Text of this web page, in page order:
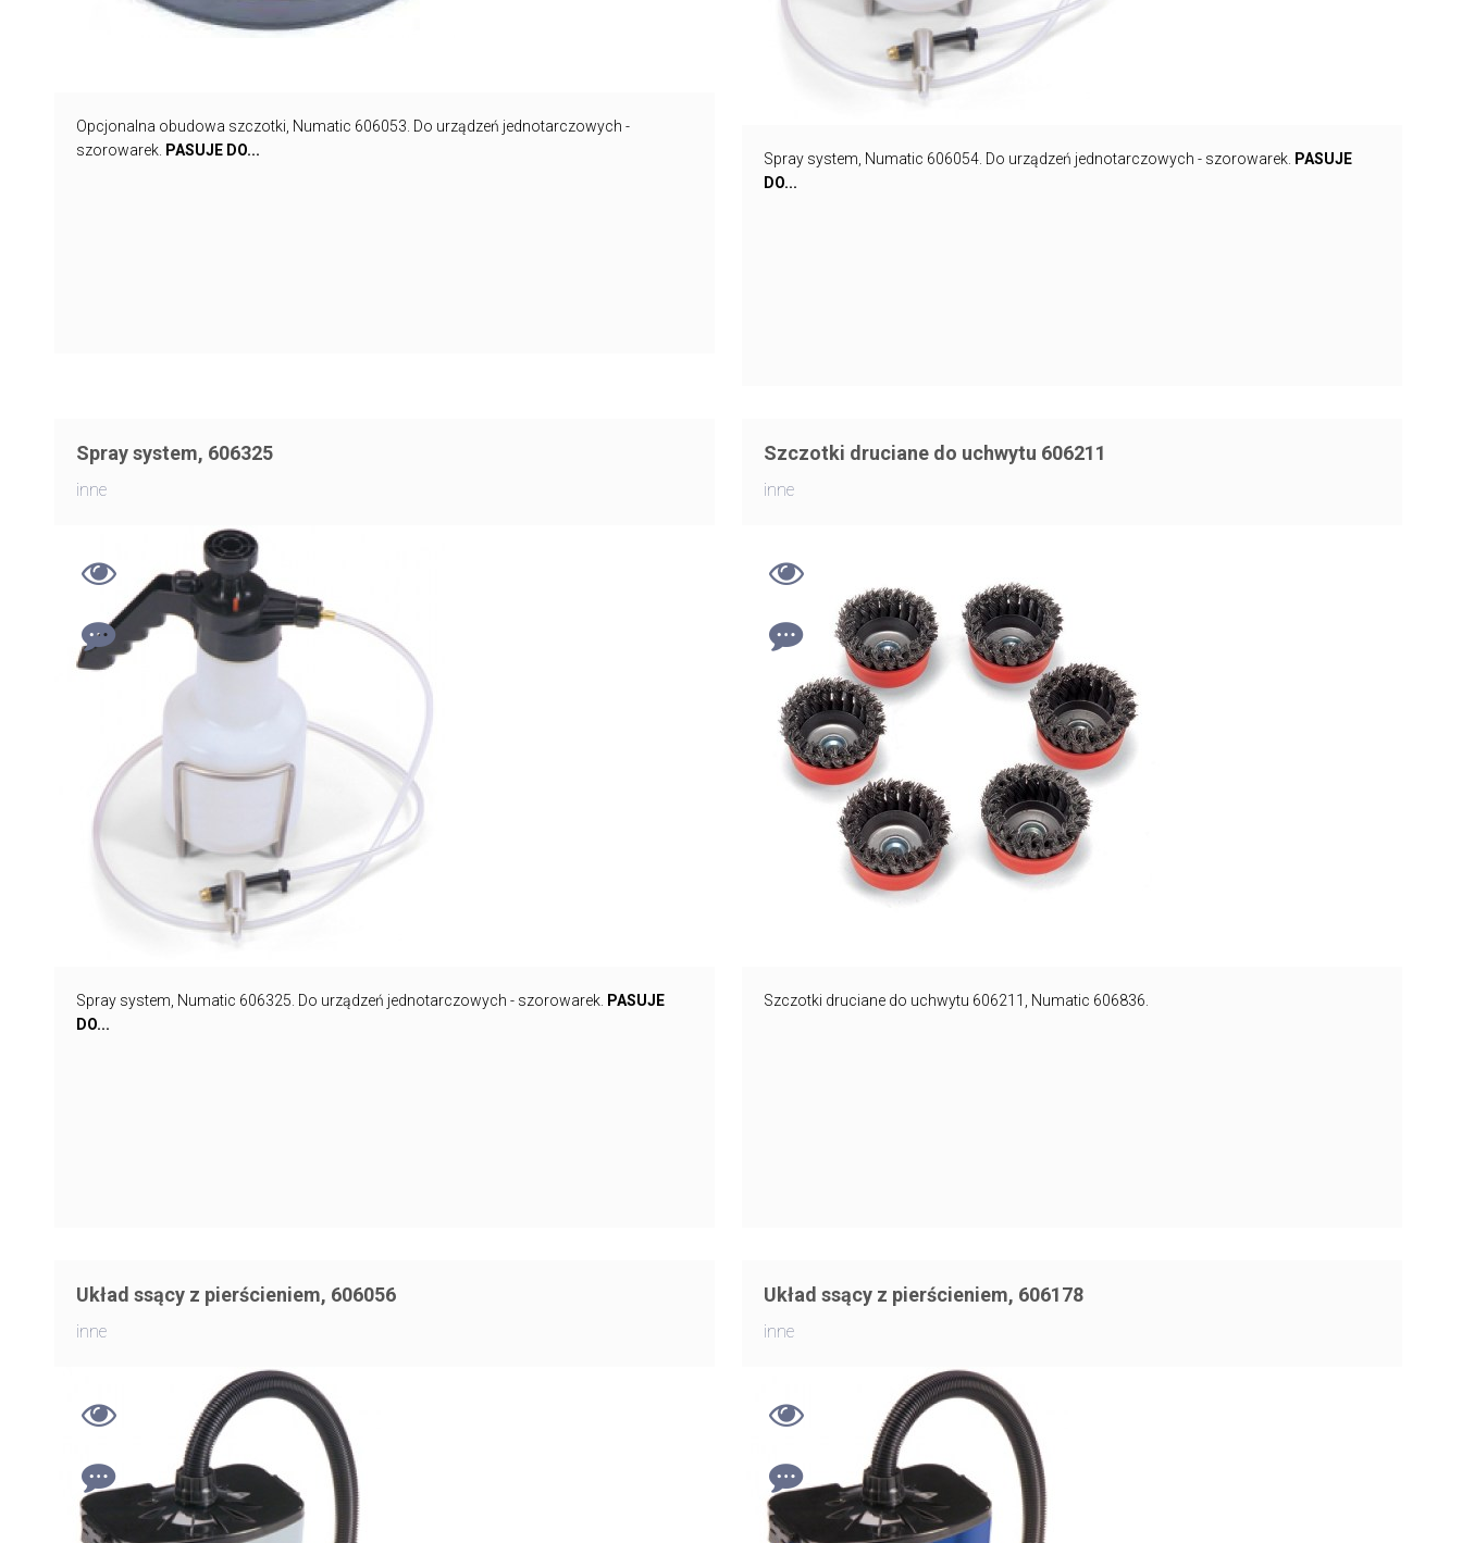
Opcjonalna obudowa szczotki, Numatic 606053. Do urządzeń jednotarczowych -
szorowarek. PASUJE DO... Spray system, Numatic 606054. Do urządzeń jednotarczowych - szorowarek. PASUJE
DO...
Spray system, 606325
inne
Spray system, Numatic 606325. Do urządzeń jednotarczowych - szorowarek. PASUJE
DO...
Szczotki druciane do uchwytu 606211
inne
Szczotki druciane do uchwytu 606211, Numatic 606836.
Układ ssący z pierścieniem, 606056
inne
Układ ssący z pierścieniem, 606178
inne